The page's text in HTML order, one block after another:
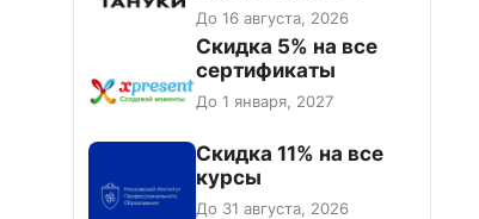
До 16 августа, 2026
Скидка 5% на все
сертификаты
До 1 января, 2027
Скидка 11% на все
курсы
До 31 августа, 2026